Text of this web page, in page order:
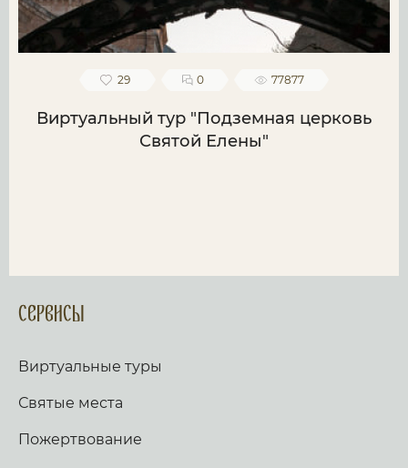
29 0 77877
Виртуальный тур "Подземная церковь
Святой Елены"
Сервисы
Виртуальные туры
Святые места
Пожертвование